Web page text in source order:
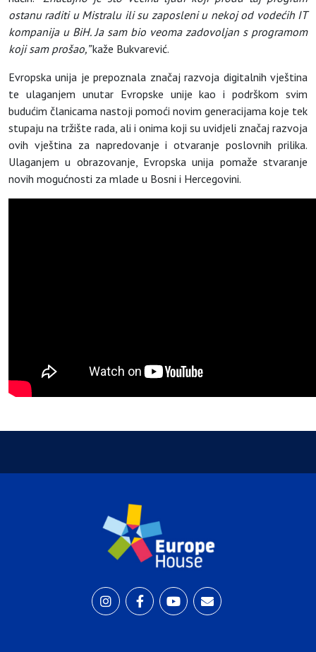
ostanu raditi u Mistralu ili su zaposleni u nekoj od vodećih IT
kompanija u BiH. Ja sam bio veoma zadovoljan s programom
koji sam prošao,”kaže Bukvarević.
Evropska unija je prepoznala značaj razvoja digitalnih vještina
te ulaganjem unutar Evropske unije kao i podrškom svim
budućim članicama nastoji pomoći novim generacijama koje tek
stupaju na tržište rada, ali i onima koji su uvidjeli značaj razvoja
ovih vještina za napredovanje i otvaranje poslovnih prilika.
Ulaganjem u obrazovanje, Evropska unija pomaže stvaranje
novih mogućnosti za mlade u Bosni i Hercegovini.